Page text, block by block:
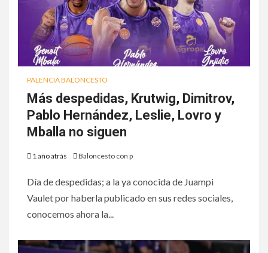
PALENCIA BALONCESTO
Más despedidas, Krutwig, Dimitrov,
Pablo Hernández, Leslie, Lovro y
Mballa no siguen
1 año atrás Baloncesto con p
Día de despedidas; a la ya conocida de Juampi
Vaulet por haberla publicado en sus redes sociales,
conocemos ahora la...